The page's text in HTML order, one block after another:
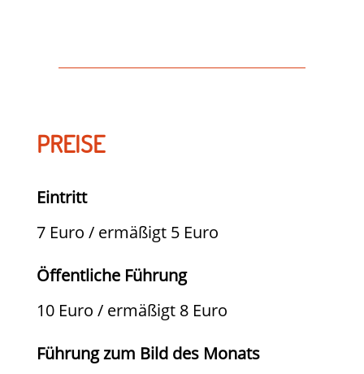
PREISE
Eintritt
7 Euro / ermäßigt 5 Euro
Öffentliche Führung
10 Euro / ermäßigt 8 Euro
Führung zum Bild des Monats